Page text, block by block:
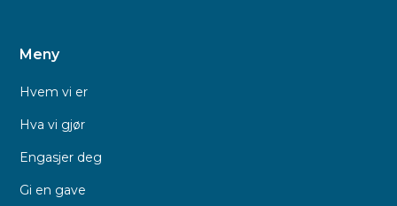
Meny
Hvem vi er
Hva vi gjør
Engasjer deg
Gi en gave